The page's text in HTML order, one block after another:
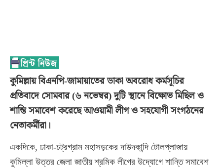
কুমিল্লায় বিএনপি-জামায়াতের ডাকা অবরোধ কর্মসূচির
প্রতিবাদে সোমবার (৬ নভেম্বর) দুটি স্থানে বিক্ষোভ মিছিল ও
শান্তি সমাবেশ করেছে আওয়ামী লীগ ও সহযোগী সংগঠনের
নেতাকর্মীরা।
একদিকে, ঢাকা-চট্রগ্রাম মহাসড়কের দাউদকান্দি টোলপ্লাজায়
কুমিল্লা উত্তর জেলা জাতীয় শ্রমিক লীগের উদ্যোগে শান্তি সমাবেশ